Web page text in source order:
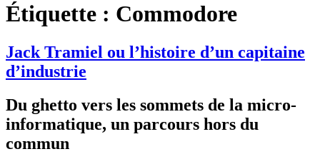
Étiquette : Commodore
Jack Tramiel ou l’histoire d’un capitaine
d’industrie
Du ghetto vers les sommets de la micro-
informatique, un parcours hors du
commun